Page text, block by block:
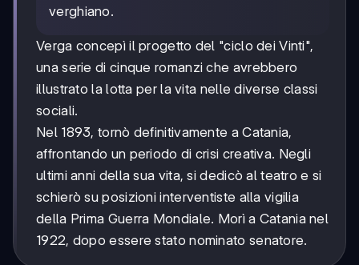
verghiano.
Verga concepì il progetto del "ciclo dei Vinti",
una serie di cinque romanzi che avrebbero
illustrato la lotta per la vita nelle diverse classi
sociali.
Nel 1893, tornò definitivamente a Catania,
affrontando un periodo di crisi creativa. Negli
ultimi anni della sua vita, si dedicò al teatro e si
schierò su posizioni interventiste alla vigilia
della Prima Guerra Mondiale. Morì a Catania nel
1922, dopo essere stato nominato senatore.